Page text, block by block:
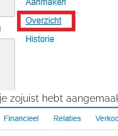
zojuist hebt